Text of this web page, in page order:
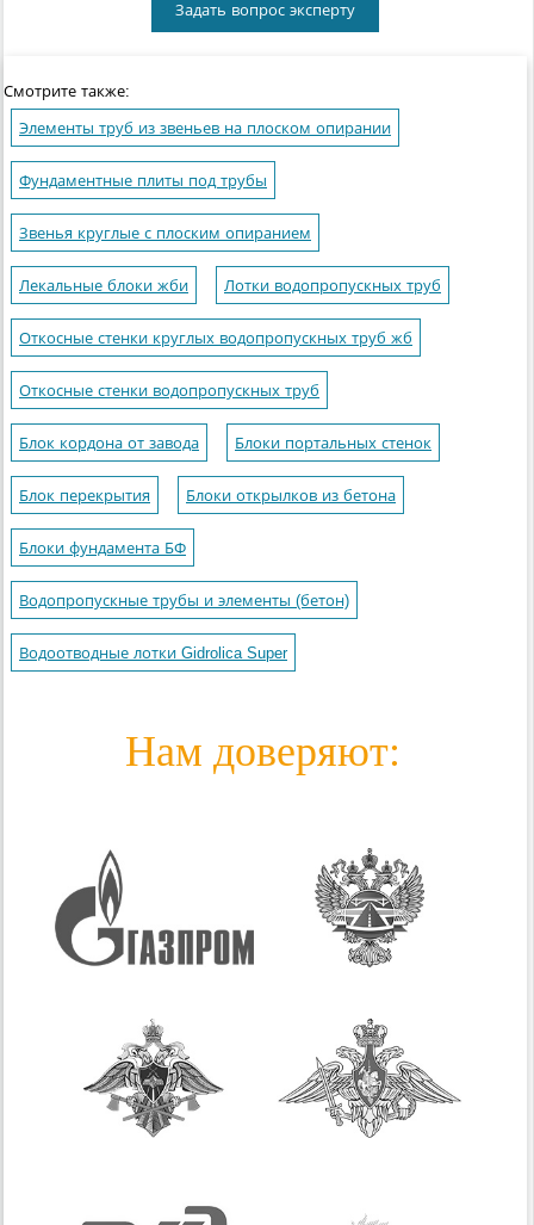
Задать вопрос эксперту
Смотрите также:
Элементы труб из звеньев на плоском опирании
Фундаментные плиты под трубы
Звенья круглые с плоским опиранием
Лекальные блоки жби Лотки водопропускных труб
Откосные стенки круглых водопропускных труб жб
Откосные стенки водопропускных труб
Блок кордона от завода Блоки портальных стенок
Блок перекрытия Блоки открылков из бетона
Блоки фундамента БФ
Водопропускные трубы и элементы (бетон)
Водоотводные лотки Gidrolica Super
Нам доверяют: